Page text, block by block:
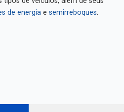
de energia e semirreboques.